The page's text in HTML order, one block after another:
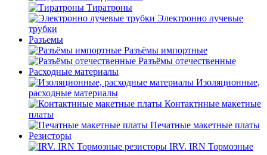
Тиратроны
Электронно лучевые
трубки
Разъемы
Разъёмы импортные
Разъёмы отечественные
Расходные материалы
Изоляционные,
расходные материалы
Контактнные макетные
платы
Печатные макетные платы
Резисторы
IRV. IRN Тормозные